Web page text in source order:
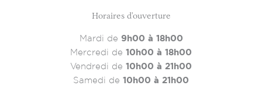
Horaires d'ouverture
Mardi de 9h00 à 18h00
Mercredi de 10h00 à 18h00
Vendredi de 10h00 à 21h00
Samedi de 10h00 à 21h00